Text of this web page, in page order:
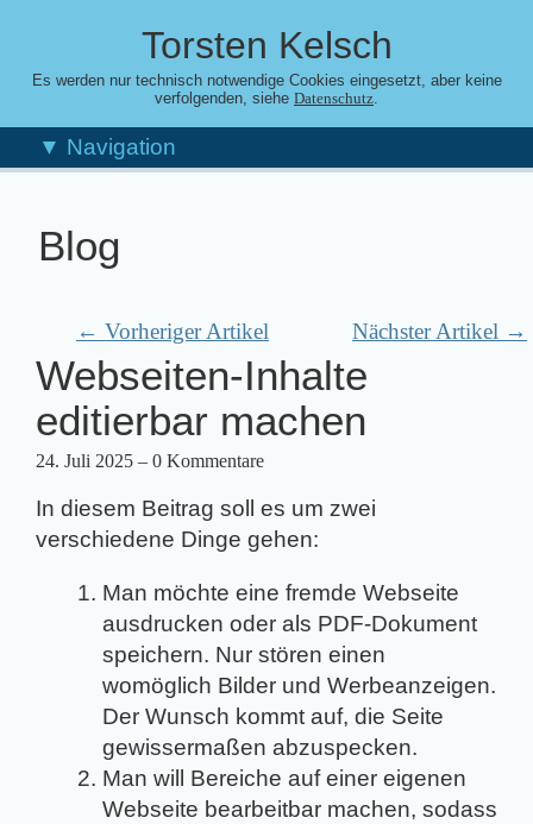
Torsten Kelsch
Es werden nur technisch notwendige Cookies eingesetzt, aber keine
verfolgenden, siehe Datenschutz.
▼ Navigation
Blog
← Vorheriger Artikel Nächster Artikel →
Webseiten-Inhalte
editierbar machen
24. Juli 2025 – 0 Kommentare
In diesem Beitrag soll es um zwei
verschiedene Dinge gehen:
Man möchte eine fremde Webseite
ausdrucken oder als PDF-Dokument
speichern. Nur stören einen
womöglich Bilder und Werbeanzeigen.
Der Wunsch kommt auf, die Seite
gewissermaßen abzuspecken.
Man will Bereiche auf einer eigenen
Webseite bearbeitbar machen, sodass